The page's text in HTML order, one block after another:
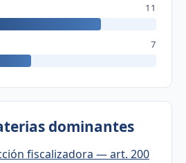
11
7
dominantes
fiscalizadora — art. 200